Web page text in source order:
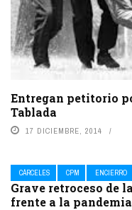
Entregan petitorio
Tablada
17 DICIEMBRE, 2014
CÁRCELES CPM ENCIERRO
Grave retroceso de
frente a la